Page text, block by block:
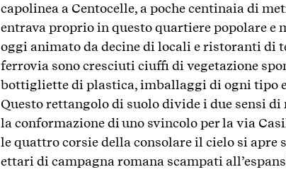
capolinea a Centocelle, a poche centinaia di
entrava proprio in questo quartiere popolare e
oggi animato da decine di locali e ristoranti di
ferrovia sono cresciuti ciuffi di vegetazione
bottigliette di plastica, imballaggi di ogni tipo
Questo rettangolo di suolo divide i due sensi
la conformazione di uno svincolo per la via
le quattro corsie della consolare il cielo si apre
ettari di campagna romana scampati